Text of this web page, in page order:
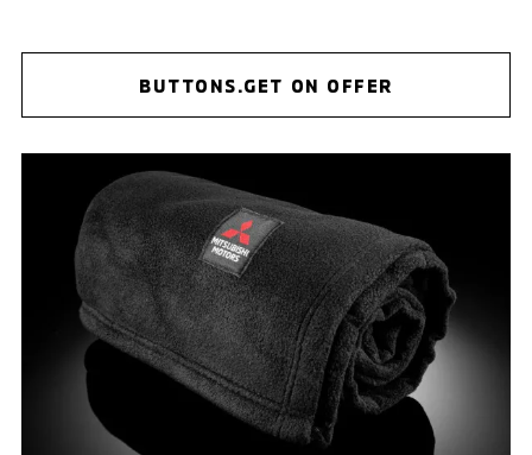
BUTTONS.GET ON OFFER